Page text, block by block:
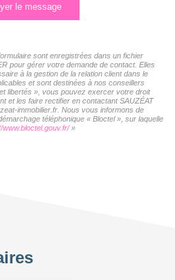
le message
sont enregistrées dans un fichier
pour gérer votre demande de contact. Elles
à la gestion de la relation client dans le
et sont destinées à nos conseillers
libertés », vous pouvez exercer votre droit
et les faire rectifier en contactant SAUZÉAT
immobilier.fr. Nous vous informons de
téléphonique « Bloctel », sur laquelle
www.bloctel.gouv.fr/»